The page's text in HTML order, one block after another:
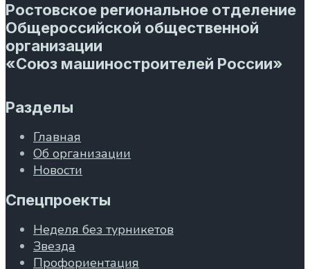
Ростовское региональное отделение
Общероссийской общественной
организации
«Союз машиностроителей России»
Разделы
Главная
Об организации
Новости
Спецпроекты
Неделя без турникетов
Звезда
Профориентация